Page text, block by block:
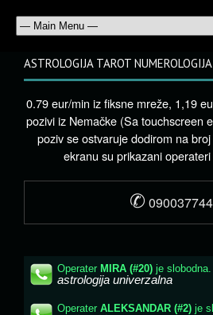
ASTROLOGIJA TAROT
0.79 eur/min iz fiksne mreže, 1,19
pozivi iz Nemačke (Sa touchscreen
poziv se ostvaruje dodirom na
ekranu su prikazani
✆